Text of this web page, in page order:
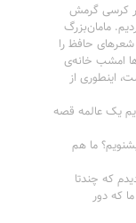
کرسی گرمش
مامان‌بزرگ
حافظ را
امشب خانه‌ی
اینطوری از
یک عالمه قصه
ما هم
که چندتا
که دور